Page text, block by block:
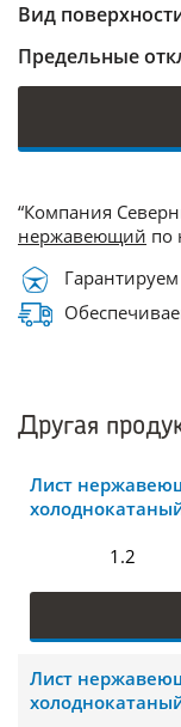
Вид
Предельные
“Компания
нержавеющий по
Другая
Лист
1.2
Лист